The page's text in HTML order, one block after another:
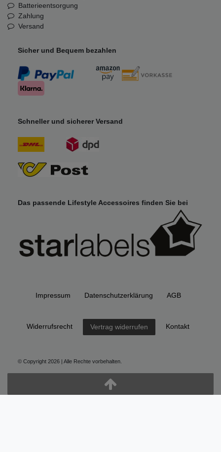
Batterieentsorgung
Zahlung
Versand
Sicher und Bequem bezahlen
Schneller und sicherer Versand
Das passende Lifestyle Accessoires finden Sie bei
Impressum Daten­schutz­erklärung AGB
Widerrufs­recht Vertrag widerrufen Kontakt
© Copyright 2026 | Alle Rechte vorbehalten.